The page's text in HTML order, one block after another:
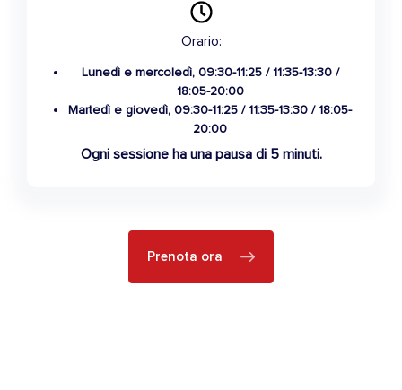
Orario:
Lunedì e mercoledì, 09:30-11:25 / 11:35-13:30 /
18:05-20:00
Martedì e giovedì, 09:30-11:25 / 11:35-13:30 / 18:05-
20:00
Ogni sessione ha una pausa di 5 minuti.
Prenota ora